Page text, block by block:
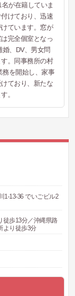
が在籍していま
けており、迅速
ています。窓が
完全個室となっ
婚、DV、男女問
。同事務所の村
務を開始し、家事
ており、新たな
。
1-13-36 でいごビル2
徒歩13分／沖縄県路
より徒歩3分